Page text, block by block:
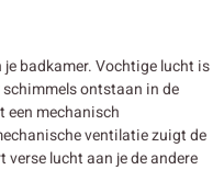
badkamer. Vochtige lucht is
ontstaan in de
een mechanisch
ventilatie zuigt de
lucht aan je de andere